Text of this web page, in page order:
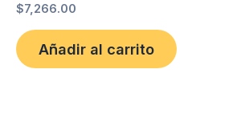
$7,266.00
Añadir al carrito